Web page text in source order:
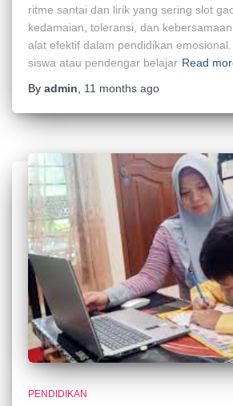
ritme santai dan lirik yang sering slot
kedamaian, toleransi, dan
alat efektif dalam pendidikan emosional.
siswa atau pendengar belajar Read
By admin 11 months ago
PENDIDIKAN